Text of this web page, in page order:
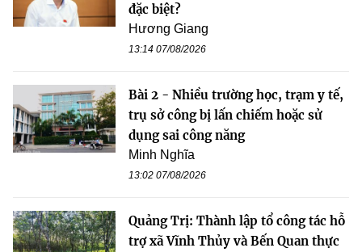
đặc biệt?
Hương Giang
13:14 07/08/2026
Bài 2 - Nhiều trường học, trạm y tế,
trụ sở công bị lấn chiếm hoặc sử
dụng sai công năng
Minh Nghĩa
13:02 07/08/2026
Quảng Trị: Thành lập tổ công tác hỗ
trợ xã Vĩnh Thủy và Bến Quan thực